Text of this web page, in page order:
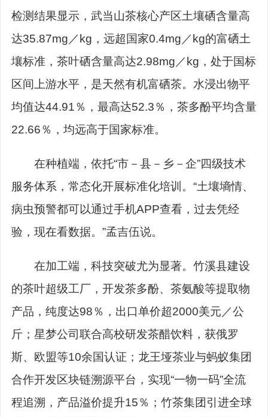
检测结果显示，武当山茶核心产区土壤硒含量高
达35.87mg／kg，远超国家0.4mg／kg的富硒土
壤标准，茶叶硒含量高达2.98mg／kg，处于国标
区间上游水平，是天然有机富硒茶。水浸出物平
均值达44.91％，最高达52.3％，茶多酚平均含量
22.66％，均远高于国家标准。
在种植端，依托“市－县－乡－企”四级技术
服务体系，常态化开展标准化培训。“土壤墒情、
病虫预警都可以通过手机APP查看，过去凭经
验，现在看数据。”孟吉伍说。
在加工端，科技突破尤为显著。竹溪县建设
的茶叶超级工厂，开发茶多酚、茶氨酸等提取物
产品，纯度达98％，出口单价超2000美元／公
斤；星梦公司联合高校研发茶醋饮料，获俄罗
斯、欧盟等10余国认证；龙王垭茶业与蚂蚁集团
合作开发区块链溯源平台，实现“一物一码”全流
程追溯，产品溢价提升15％；竹茶集团引进全球